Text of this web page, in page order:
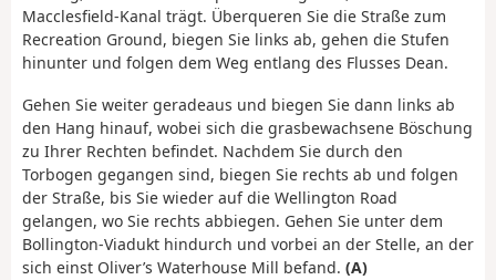
Macclesfield-Kanal trägt. Überqueren Sie die Straße zum
Recreation Ground, biegen Sie links ab, gehen die Stufen
hinunter und folgen dem Weg entlang des Flusses Dean.
Gehen Sie weiter geradeaus und biegen Sie dann links ab
den Hang hinauf, wobei sich die grasbewachsene Böschung
zu Ihrer Rechten befindet. Nachdem Sie durch den
Torbogen gegangen sind, biegen Sie rechts ab und folgen
der Straße, bis Sie wieder auf die Wellington Road
gelangen, wo Sie rechts abbiegen. Gehen Sie unter dem
Bollington-Viadukt hindurch und vorbei an der Stelle, an der
sich einst Oliver’s Waterhouse Mill befand. (A)